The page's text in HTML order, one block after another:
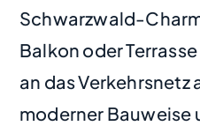
Schwarzwald-
Balkon oder
an das
moderner